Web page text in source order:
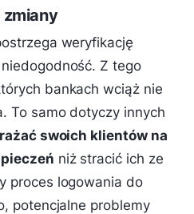
weryfikację
Z tego
bankach wciąż nie
To samo dotyczy innych
swoich klientów na
niż stracić ich ze
proces logowania do
potencjalne problemy